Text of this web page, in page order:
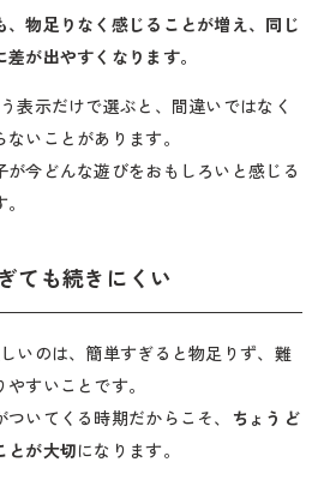
物足りなく感じることが増え、同じ
が出やすくなります。
表示だけで選ぶと、間違いではなく
いことがあります。
今どんな遊びをおもしろいと感じる
ても続きにくい
いのは、簡単すぎると物足りず、難
すいことです。
いてくる時期だからこそ、 ちょうど
とが大切になります。